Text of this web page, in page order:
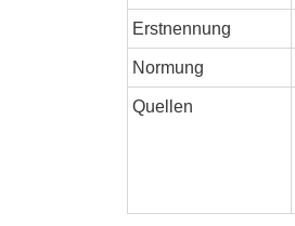
Erstnennung
Normung
Quellen